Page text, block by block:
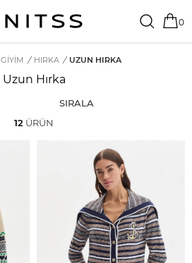
0
GİYİM / HIRKA / UZUN HIRKA
Uzun Hırka
SIRALA
12 ÜRÜN